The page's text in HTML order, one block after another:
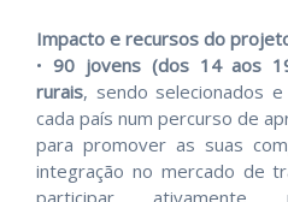
Impacto e recursos do
• 90 jovens (dos 14 aos
rurais, sendo selecionados
cada país num percurso de
para promover as suas
integração no mercado de
participar